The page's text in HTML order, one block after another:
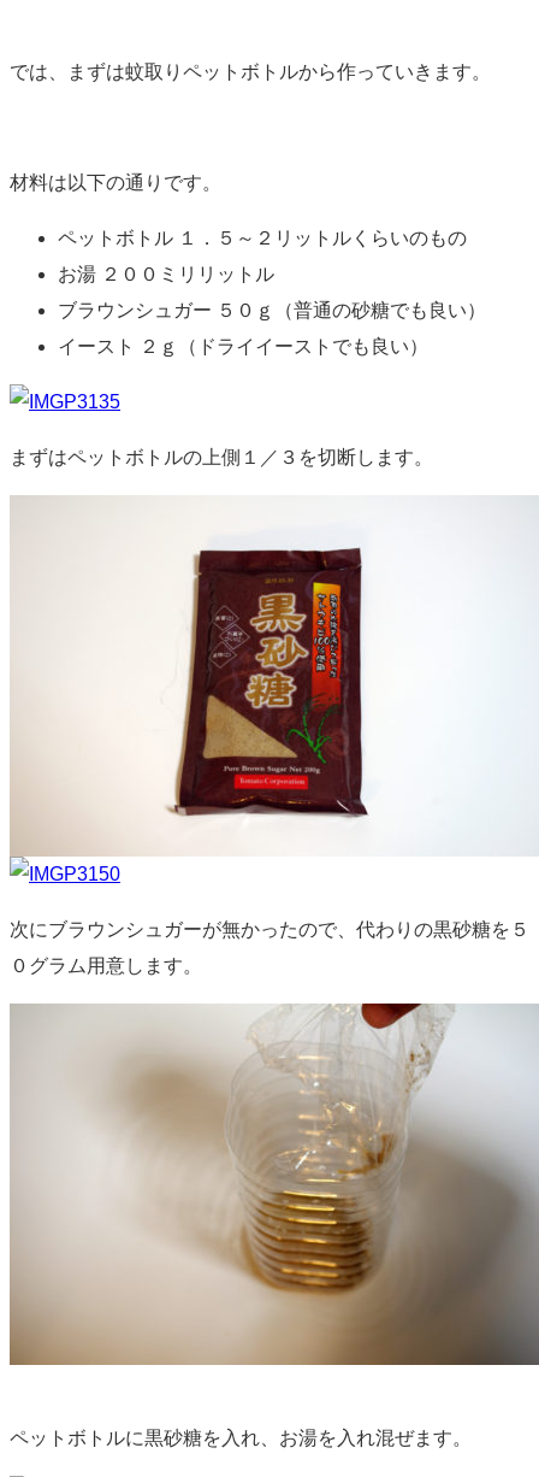
では、まずは蚊取りペットボトルから作っていきます。
材料は以下の通りです。
ペットボトル １．５～２リットルくらいのもの
お湯 ２００ミリリットル
ブラウンシュガー ５０ｇ（普通の砂糖でも良い）
イースト ２ｇ（ドライイーストでも良い）
まずはペットボトルの上側１／３を切断します。
次にブラウンシュガーが無かったので、代わりの黒砂糖を５
０グラム用意します。
ペットボトルに黒砂糖を入れ、お湯を入れ混ぜます。